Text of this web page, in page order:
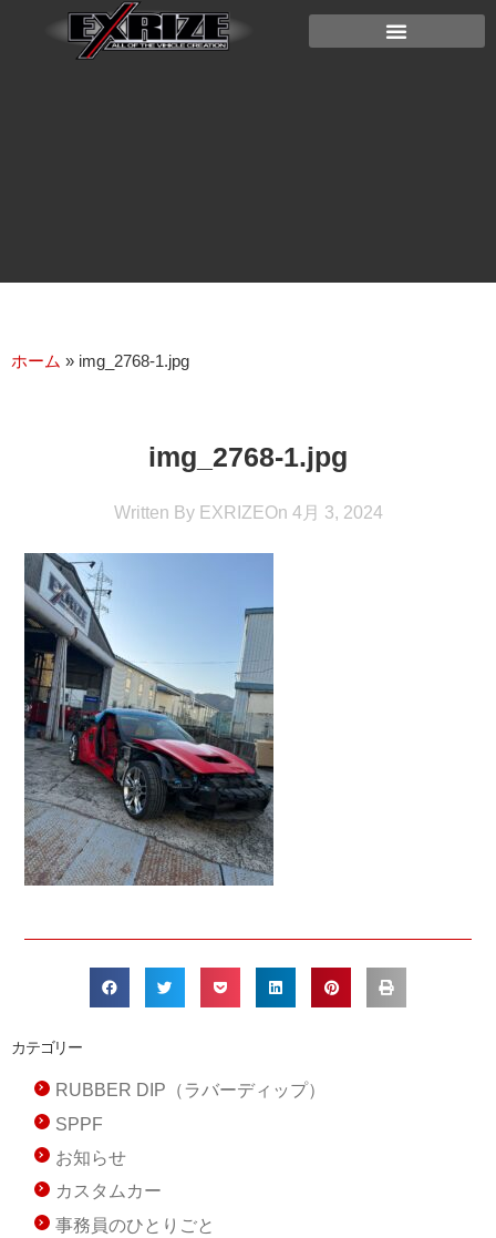
ホーム » img_2768-1.jpg
img_2768-1.jpg
Written ByEXRIZEOn 4月 3, 2024
カテゴリー
RUBBER DIP（ラバーディップ）
SPPF
お知らせ
カスタムカー
事務員のひとりごと